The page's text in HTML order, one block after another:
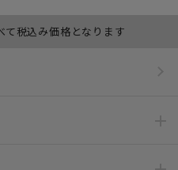
税込み価格となります